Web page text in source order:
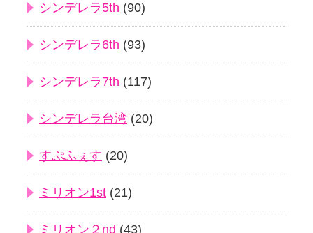
シンデレラ5th (90)
シンデレラ6th (93)
シンデレラ7th (117)
シンデレラ台湾 (20)
すぷふぇす (20)
ミリオン1st (21)
ミリオン２nd (43)